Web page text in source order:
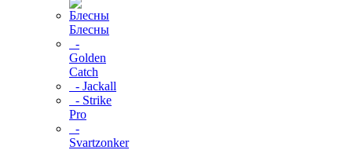
Блесны
-
Golden
Catch
- Jackall
- Strike
Pro
-
Svartzonker